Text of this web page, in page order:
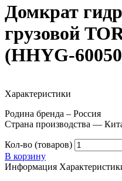
Домкрат
грузовой
(HHYG-
Характеристики
Родина бренда – Россия
Страна производства —
Кол-во (товаров)
В корзину
Информация